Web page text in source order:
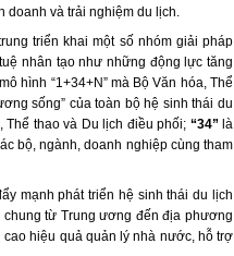
doanh và trải nghiệm du lịch.
triển khai một số nhóm giải pháp
nhân tạo như những động lực tăng
hình “1+34+N” mà Bộ Văn hóa, Thể
sống” của toàn bộ hệ sinh thái du
thao và Du lịch điều phối; “34”là
bộ, ngành, doanh nghiệp cùng tham
mạnh phát triển hệ sinh thái du lịch
từ Trung ương đến địa phương
hiệu quả quản lý nhà nước, hỗ trợ